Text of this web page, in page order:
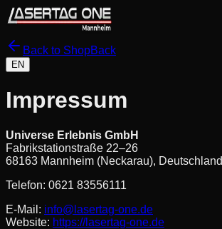
Back to ShopBack
EN
Impressum
Universe Erlebnis GmbH
Fabrikstationstraße 22–26
68163 Mannheim (Neckarau), Deutschland
Telefon: 0621 83556111
E-Mail: info@lasertag-one.de
Website: https://lasertag-one.de